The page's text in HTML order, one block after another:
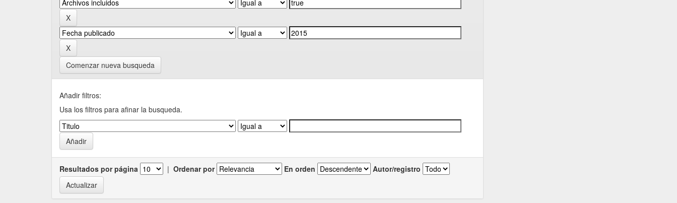
Comenzar nueva busqueda
Añadir filtros:
Usa los filtros para afinar la busqueda.
Resultados por página | Ordenar por En orden Autor/registro